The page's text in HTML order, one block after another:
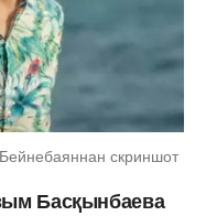
скриншот
Басқынбаева